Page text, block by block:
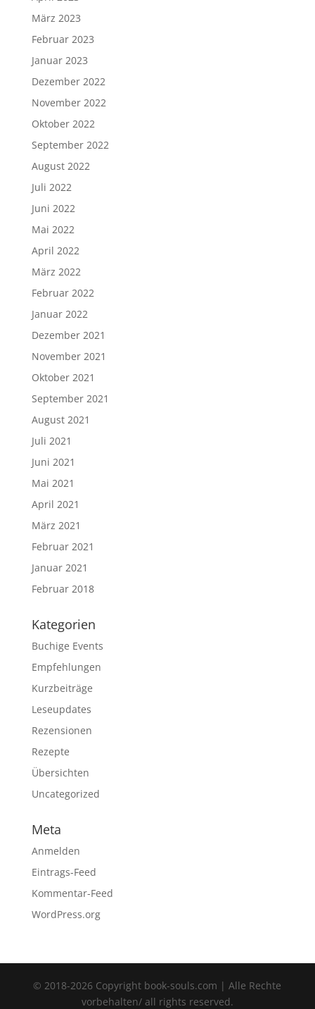
März 2023
Februar 2023
Januar 2023
Dezember 2022
November 2022
Oktober 2022
September 2022
August 2022
Juli 2022
Juni 2022
Mai 2022
April 2022
März 2022
Februar 2022
Januar 2022
Dezember 2021
November 2021
Oktober 2021
September 2021
August 2021
Juli 2021
Juni 2021
Mai 2021
April 2021
März 2021
Februar 2021
Januar 2021
Februar 2018
Kategorien
Buchige Events
Empfehlungen
Kurzbeiträge
Leseupdates
Rezensionen
Rezepte
Übersichten
Uncategorized
Meta
Anmelden
Eintrags-Feed
Kommentar-Feed
WordPress.org
© 2018-2026 Copyright book-souls.com | Alle Rechte
vorbehalten/ all rights reserved.